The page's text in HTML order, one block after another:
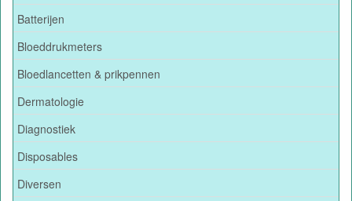
Batterijen
Bloeddrukmeters
Bloedlancetten & prikpennen
Dermatologie
Diagnostiek
Disposables
Diversen